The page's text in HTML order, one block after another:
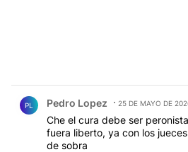
PL Pedro Lopez 25 DE MAYO DE
Che el cura debe ser
fuera liberto, ya con los
de sobra